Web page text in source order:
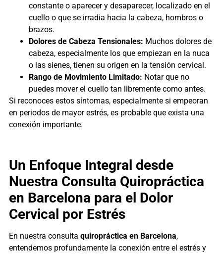
constante o aparecer y desaparecer, localizado en el
cuello o que se irradia hacia la cabeza, hombros o
brazos.
Dolores de Cabeza Tensionales: Muchos dolores de
cabeza, especialmente los que empiezan en la nuca
o las sienes, tienen su origen en la tensión cervical.
Rango de Movimiento Limitado: Notar que no
puedes mover el cuello tan libremente como antes.
Si reconoces estos síntomas, especialmente si empeoran
en periodos de mayor estrés, es probable que exista una
conexión importante.
Un Enfoque Integral desde
Nuestra Consulta Quiropráctica
en Barcelona para el Dolor
Cervical por Estrés
En nuestra consulta quiropráctica en Barcelona,
entendemos profundamente la conexión entre el estrés y